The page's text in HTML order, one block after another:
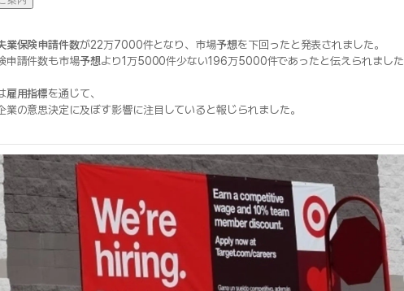
業保険申請件数が22万7000件となり、市場予想を下回ったと発表されました。
申請件数も市場予想より1万5000件少ない196万5000件であったと伝えられました
雇用指標を通じて、
業の意思決定に及ぼす影響に注目していると報じられました。